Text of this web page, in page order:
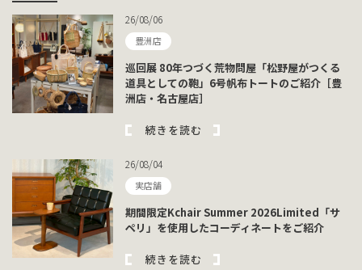
26/08/06
豊洲店
巡回展 80年つづく荒物問屋「松野屋がつくる
道具としての鞄」6号帆布トートのご紹介［豊
洲店・名古屋店］
続きを読む
26/08/04
実店舗
期間限定Kchair Summer 2026Limited「サ
ペリ」を使用したコーディネートをご紹介
続きを読む